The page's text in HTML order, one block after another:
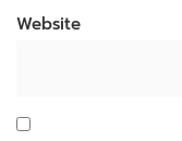
Website